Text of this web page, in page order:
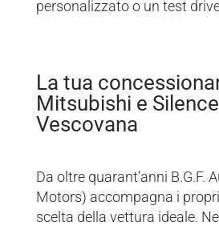
personalizzato o un test
La tua
Mitsubishi e
Vescovana
Da oltre quarant’anni B.G.F.
Motors) accompagna i
scelta della vettura ideale.